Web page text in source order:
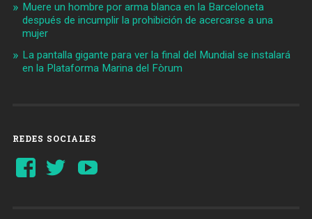
Muere un hombre por arma blanca en la Barceloneta
después de incumplir la prohibición de acercarse a una
mujer
La pantalla gigante para ver la final del Mundial se instalará
en la Plataforma Marina del Fòrum
REDES SOCIALES
Ver
perfil
Ver
perfil